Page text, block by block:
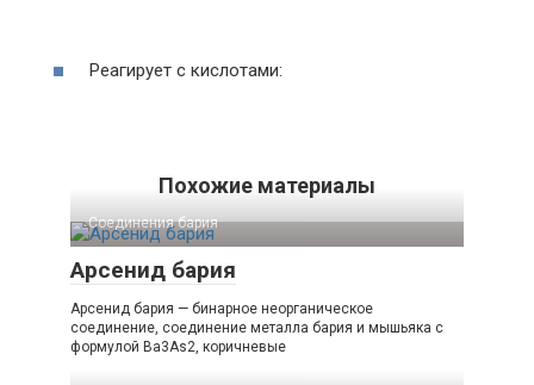
Реагирует с кислотами:
Похожие материалы
Соединения бария
Арсенид бария
Арсенид бария — бинарное неорганическое
соединение, соединение металла бария и мышьяка с
формулой Ba3As2, коричневые